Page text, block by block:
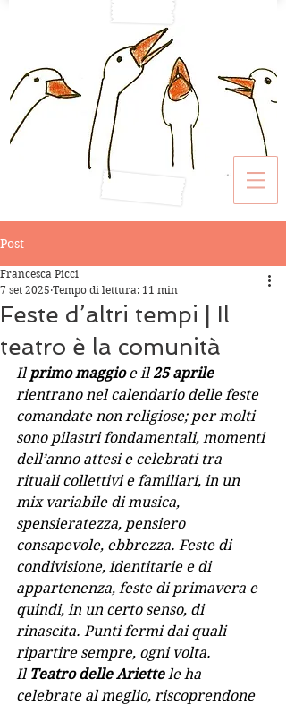
Post
Feste d’altri tempi | Il
teatro è la comunità
Francesca Picci
7 set 2025 Tempo di lettura: 11 min
Il primo maggio e il 25 aprile
rientrano nel calendario delle feste
comandate non religiose; per molti
sono pilastri fondamentali, momenti
dell’anno attesi e celebrati tra
rituali collettivi e familiari, in un
mix variabile di musica,
spensieratezza, pensiero
consapevole, ebbrezza. Feste di
condivisione, identitarie e di
appartenenza, feste di primavera e
quindi, in un certo senso, di
rinascita. Punti fermi dai quali
ripartire sempre, ogni volta.
Il Teatro delle Ariette le ha
celebrate al meglio, riscoprendone